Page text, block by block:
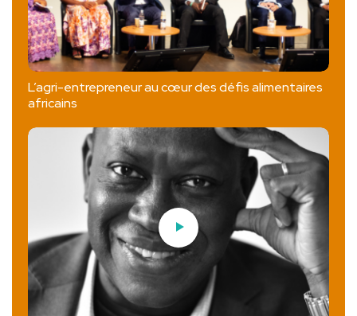
L’agri-entrepreneur au cœur des défis alimentaires
africains